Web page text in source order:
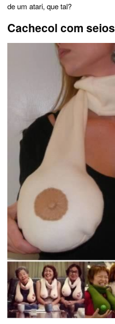
de um atari, que tal?
Cachecol com seios